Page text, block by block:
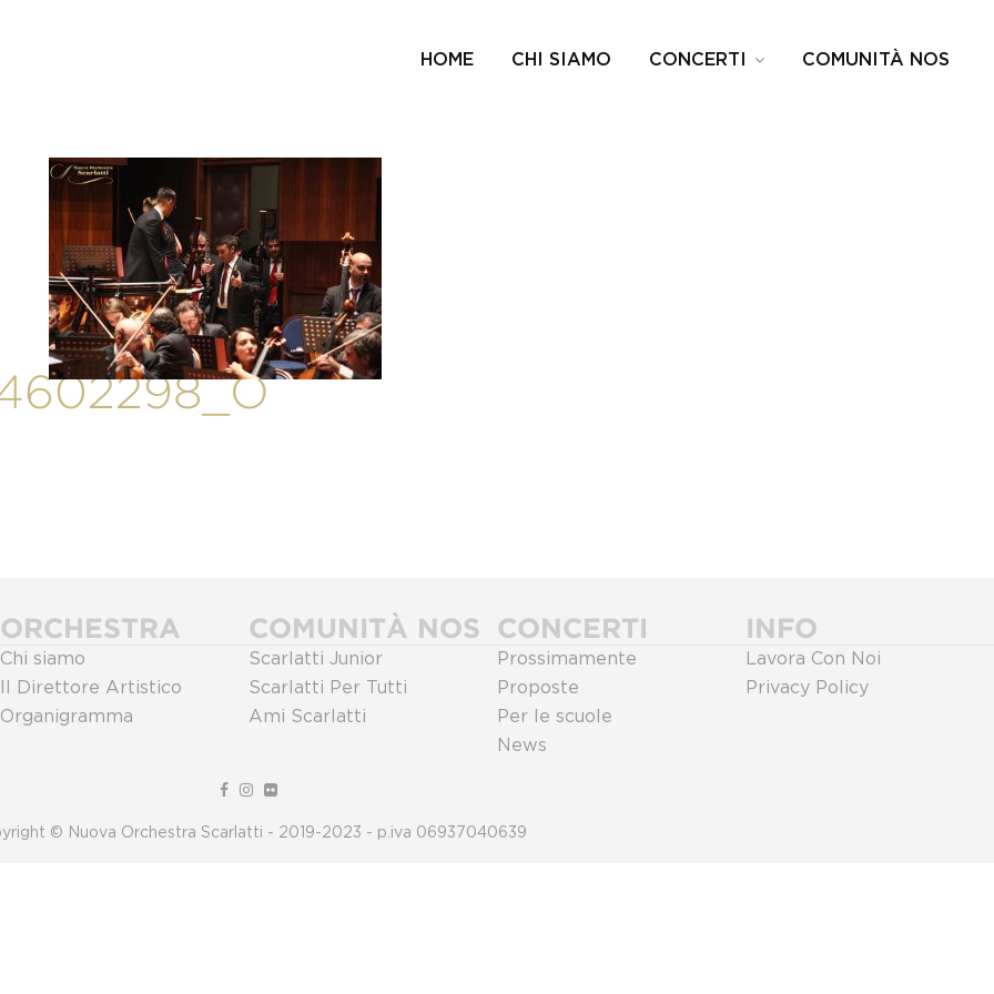
HOME CHI SIAMO CONCERTI COMUNITÀ NOS
ORCHESTRA
Chi siamo
Il Direttore Artistico
Organigramma
COMUNITÀ NOS
Scarlatti Junior
Scarlatti Per Tutti
Ami Scarlatti
CONCERTI
Prossimamente
Proposte
Per le scuole
News
INFO
Lavora Con Noi
Privacy Policy
© Nuova Orchestra Scarlatti - 2019-2023 - p.iva 06937040639